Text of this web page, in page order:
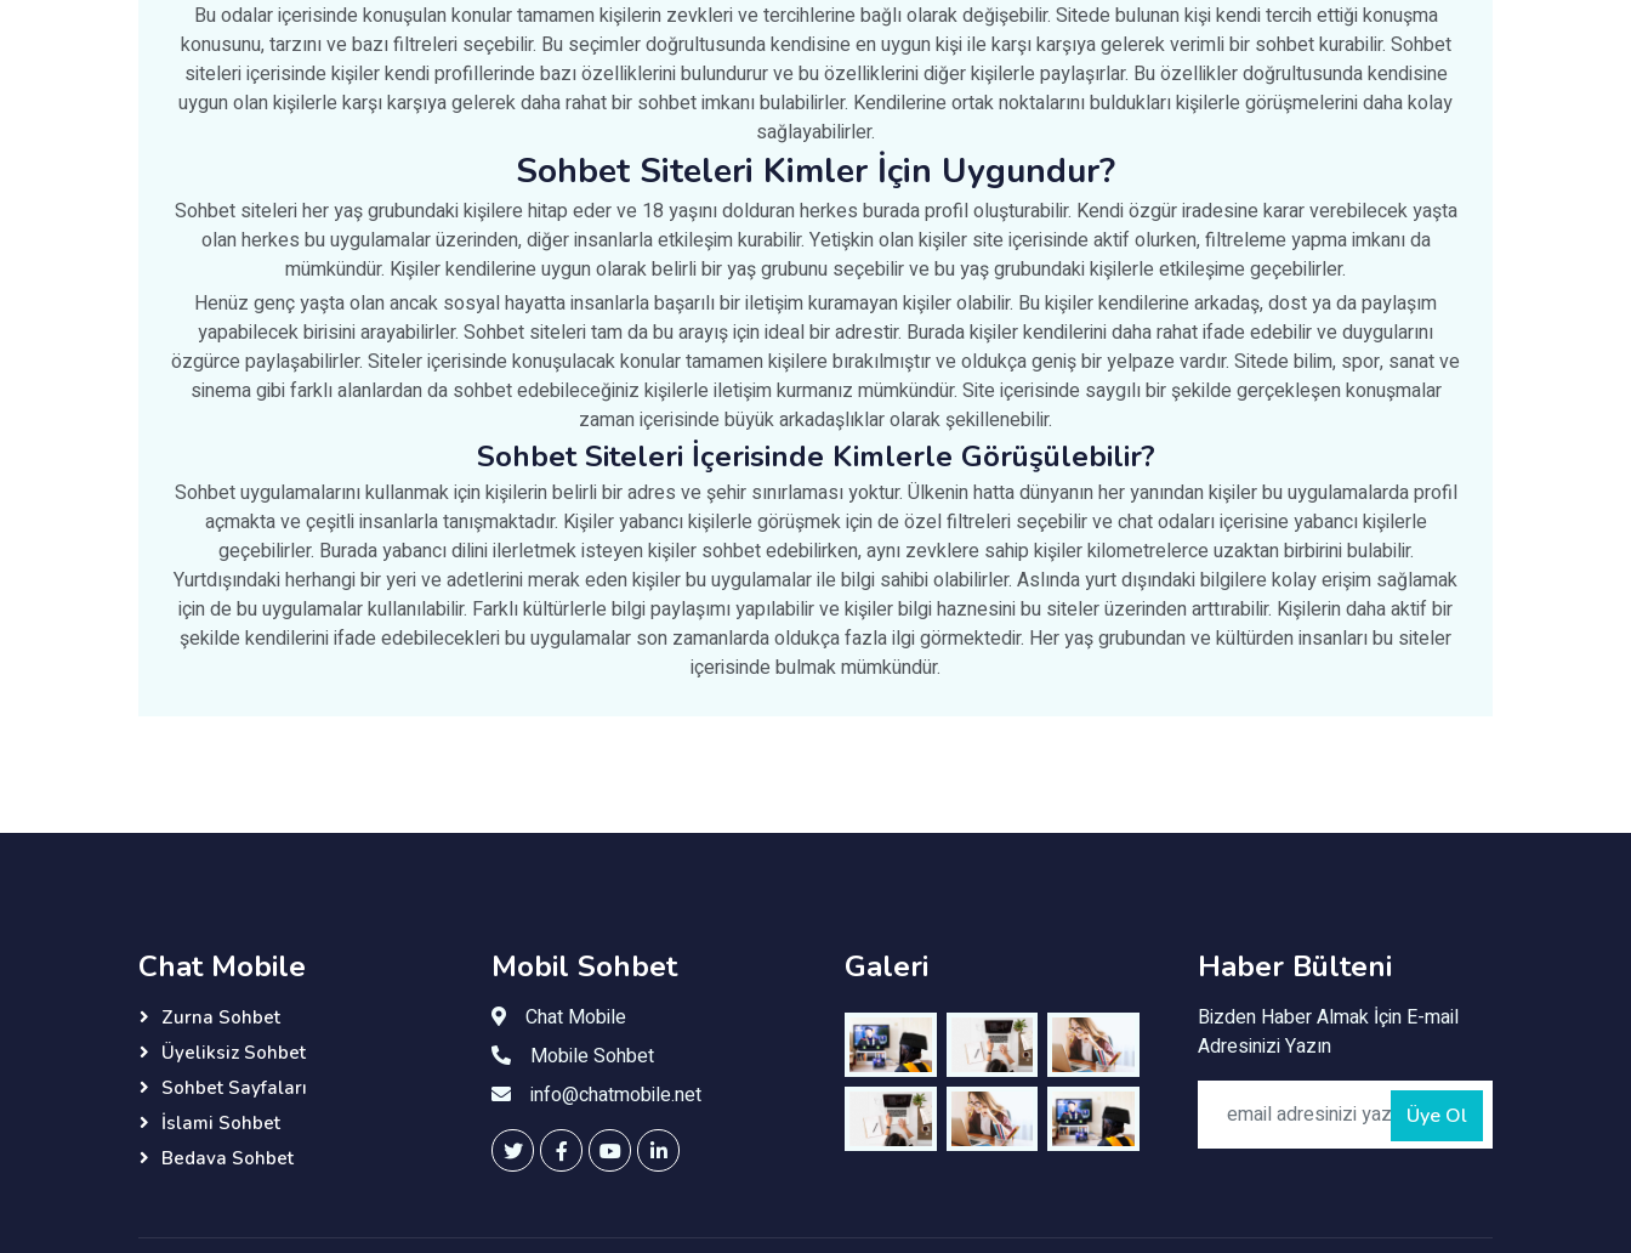
Bu odalar içerisinde konuşulan konular tamamen kişilerin zevkleri ve tercihlerine bağlı olarak değişebilir. Sitede bulunan kişi kendi tercih ettiği konuşma
konusunu, tarzını ve bazı filtreleri seçebilir. Bu seçimler doğrultusunda kendisine en uygun kişi ile karşı karşıya gelerek verimli bir sohbet kurabilir. Sohbet
siteleri içerisinde kişiler kendi profillerinde bazı özelliklerini bulundurur ve bu özelliklerini diğer kişilerle paylaşırlar. Bu özellikler doğrultusunda kendisine
uygun olan kişilerle karşı karşıya gelerek daha rahat bir sohbet imkanı bulabilirler. Kendilerine ortak noktalarını buldukları kişilerle görüşmelerini daha kolay
sağlayabilirler.
Sohbet Siteleri Kimler İçin Uygundur?
Sohbet siteleri her yaş grubundaki kişilere hitap eder ve 18 yaşını dolduran herkes burada profil oluşturabilir. Kendi özgür iradesine karar verebilecek yaşta
olan herkes bu uygulamalar üzerinden, diğer insanlarla etkileşim kurabilir. Yetişkin olan kişiler site içerisinde aktif olurken, filtreleme yapma imkanı da
mümkündür. Kişiler kendilerine uygun olarak belirli bir yaş grubunu seçebilir ve bu yaş grubundaki kişilerle etkileşime geçebilirler.
Henüz genç yaşta olan ancak sosyal hayatta insanlarla başarılı bir iletişim kuramayan kişiler olabilir. Bu kişiler kendilerine arkadaş, dost ya da paylaşım
yapabilecek birisini arayabilirler. Sohbet siteleri tam da bu arayış için ideal bir adrestir. Burada kişiler kendilerini daha rahat ifade edebilir ve duygularını
özgürce paylaşabilirler. Siteler içerisinde konuşulacak konular tamamen kişilere bırakılmıştır ve oldukça geniş bir yelpaze vardır. Sitede bilim, spor, sanat ve
sinema gibi farklı alanlardan da sohbet edebileceğiniz kişilerle iletişim kurmanız mümkündür. Site içerisinde saygılı bir şekilde gerçekleşen konuşmalar
zaman içerisinde büyük arkadaşlıklar olarak şekillenebilir.
Sohbet Siteleri İçerisinde Kimlerle Görüşülebilir?
Sohbet uygulamalarını kullanmak için kişilerin belirli bir adres ve şehir sınırlaması yoktur. Ülkenin hatta dünyanın her yanından kişiler bu uygulamalarda profil
açmakta ve çeşitli insanlarla tanışmaktadır. Kişiler yabancı kişilerle görüşmek için de özel filtreleri seçebilir ve chat odaları içerisine yabancı kişilerle
geçebilirler. Burada yabancı dilini ilerletmek isteyen kişiler sohbet edebilirken, aynı zevklere sahip kişiler kilometrelerce uzaktan birbirini bulabilir.
Yurtdışındaki herhangi bir yeri ve adetlerini merak eden kişiler bu uygulamalar ile bilgi sahibi olabilirler. Aslında yurt dışındaki bilgilere kolay erişim sağlamak
için de bu uygulamalar kullanılabilir. Farklı kültürlerle bilgi paylaşımı yapılabilir ve kişiler bilgi haznesini bu siteler üzerinden arttırabilir. Kişilerin daha aktif bir
şekilde kendilerini ifade edebilecekleri bu uygulamalar son zamanlarda oldukça fazla ilgi görmektedir. Her yaş grubundan ve kültürden insanları bu siteler
içerisinde bulmak mümkündür.
Chat Mobile
Zurna Sohbet
Üyeliksiz Sohbet
Sohbet Sayfaları
İslami Sohbet
Bedava Sohbet
Mobil Sohbet
Chat Mobile
Mobile Sohbet
info@chatmobile.net
Galeri Haber Bülteni
Bizden Haber Almak İçin E-mail
Adresinizi Yazın
Üye Ol